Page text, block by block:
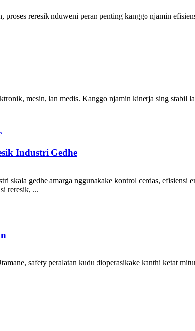
reresik nduweni peran penting kanggo njamin
mesin, lan medis. Kanggo njamin kinerja sing stabil
Industri Gedhe
gedhe amarga nggunakake kontrol cerdas, efisiensi
reresik, ...
safety peralatan kudu dioperasikake kanthi ketat